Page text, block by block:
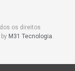
os direitos
M31 Tecnologia.